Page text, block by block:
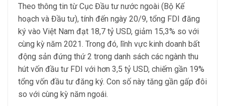
Theo thông tin từ Cục Đầu tư nước ngoài (Bộ Kế
hoạch và Đầu tư), tính đến ngày 20/9, tổng FDI đăng
ký vào Việt Nam đạt 18,7 tỷ USD, giảm 15,3% so với
cùng kỳ năm 2021. Trong đó, lĩnh vực kinh doanh bất
động sản đứng thứ 2 trong danh sách các ngành thu
hút vốn đầu tư FDI với hơn 3,5 tỷ USD, chiếm gần 19%
tổng vốn đầu tư đăng ký. Con số này tăng gần gấp đôi
so với cùng kỳ năm ngoái.